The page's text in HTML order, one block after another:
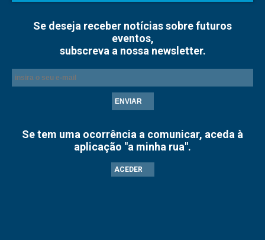
Se deseja receber notícias sobre futuros
eventos,
subscreva a nossa newsletter.
ENVIAR
Se tem uma ocorrência a comunicar, aceda à
aplicação "a minha rua".
ACEDER